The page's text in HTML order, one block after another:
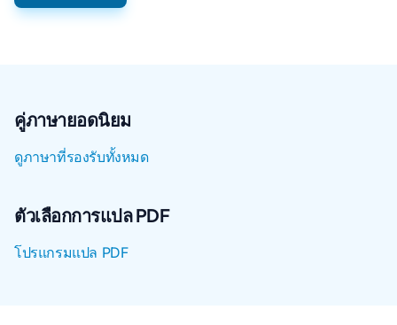
คู่ภาษายอดนิยม
ดูภาษาที่รองรับทั้งหมด
ตัวเลือกการแปล PDF
โปรแกรมแปล PDF